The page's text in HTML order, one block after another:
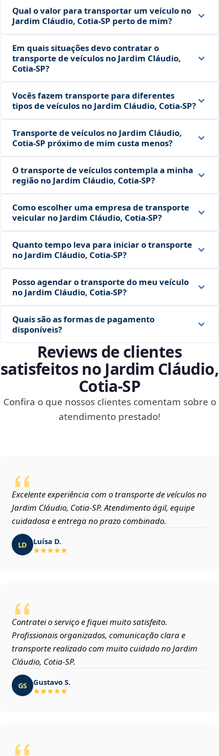
Qual o valor para transportar um veículo no
Jardim Cláudio, Cotia‑SP perto de mim?
Em quais situações devo contratar o
transporte de veículos no Jardim Cláudio,
Cotia‑SP?
Vocês fazem transporte para diferentes
tipos de veículos no Jardim Cláudio, Cotia‑SP?
Transporte de veículos no Jardim Cláudio,
Cotia‑SP próximo de mim custa menos?
O transporte de veículos contempla a minha
região no Jardim Cláudio, Cotia‑SP?
Como escolher uma empresa de transporte
veicular no Jardim Cláudio, Cotia‑SP?
Quanto tempo leva para iniciar o transporte
no Jardim Cláudio, Cotia‑SP?
Posso agendar o transporte do meu veículo
no Jardim Cláudio, Cotia‑SP?
Quais são as formas de pagamento
disponíveis?
Reviews de clientes
satisfeitos no Jardim Cláudio,
Cotia‑SP
Confira o que nossos clientes comentam sobre o
atendimento prestado!
Excelente experiência com o transporte de veículos no
Jardim Cláudio, Cotia‑SP. Atendimento ágil, equipe
cuidadosa e entrega no prazo combinado.
LD Luísa D.
Contratei o serviço e fiquei muito satisfeito.
Profissionais organizados, comunicação clara e
transporte realizado com muito cuidado no Jardim
Cláudio, Cotia‑SP.
GS Gustavo S.